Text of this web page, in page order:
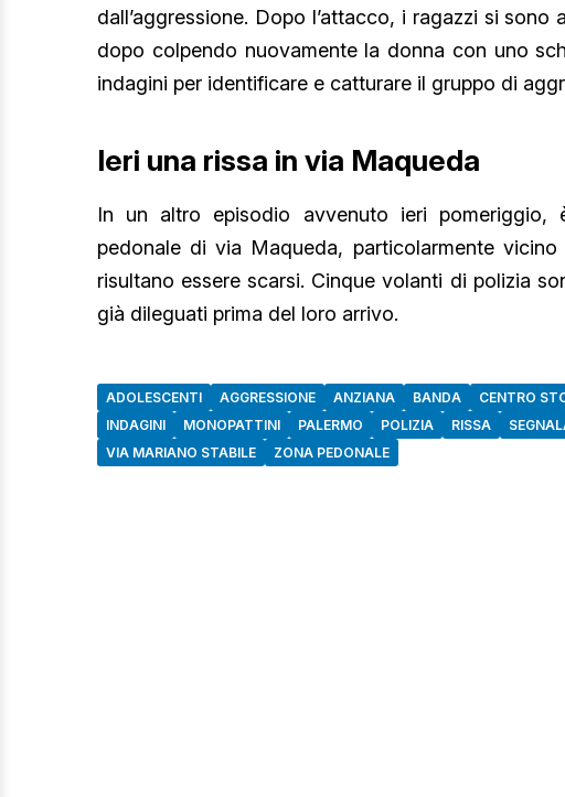
dall’aggressione. Dopo l’attacco, i ragazzi si
dopo colpendo nuovamente la donna con uno
indagini per identificare e catturare il gruppo di
Ieri una rissa in via Maqueda
In un altro episodio avvenuto ieri pomeriggio,
pedonale di via Maqueda, particolarmente
risultano essere scarsi. Cinque volanti di polizia
già dileguati prima del loro arrivo.
ADOLESCENTI AGGRESSIONE ANZIANA BANDA CENTRO
INDAGINI
MONOPATTINI PALERMO POLIZIA RISSA
VIA MARIANO STABILE
ZONA PEDONALE